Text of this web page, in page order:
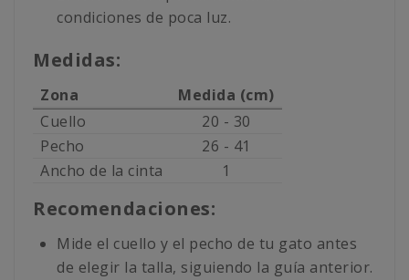
condiciones de poca luz.
Medidas:
Zona
Medida (cm)
Cuello
20 - 30
Pecho
26 - 41
Ancho de la cinta
1
Recomendaciones:
Mide el cuello y el pecho de tu gato antes
de elegir la talla, siguiendo la guía anterior.